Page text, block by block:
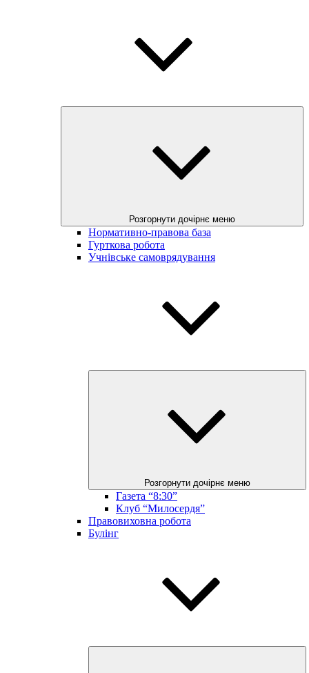
Розгорнути дочірнє меню
Нормативно-правова база
Гурткова робота
Учнівське самоврядування
Розгорнути дочірнє меню
Газета “8:30”
Клуб “Милосердя”
Правовиховна робота
Булінг